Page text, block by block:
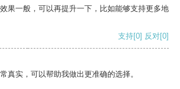
果一般，可以再提升一下，比如能够支持更多地
支持[0] 反对[0]
真实，可以帮助我做出更准确的选择。